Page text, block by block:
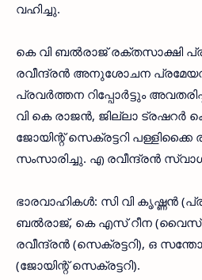
വഹിച്ചു.
കെ വി ബല്‍രാജ് രക്തസാക്ഷി
രവീന്ദ്രന്‍ അനുശോചന
പ്രവര്‍ത്തന റിപ്പോര്‍ട്ടും
വി കെ രാജന്‍, ജില്ലാ ട്രഷറര്‍
ജോയിന്റ് സെക്രട്ടറി
സംസാരിച്ചു. എ രവീന്ദ്രന്‍
ഭാരവാഹികള്‍: സി വി കൃഷ്ണന്‍
ബല്‍രാജ്, കെ എസ് റീന (വൈസ്
രവീന്ദ്രന്‍ (സെക്രട്ടറി), ഒ
(ജോയിന്റ് സെക്രട്ടറി).